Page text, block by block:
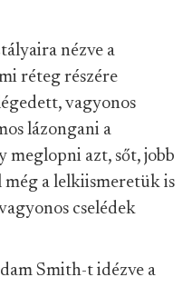
nézve a
réteg részére
vagyonos
lázongani a
meglopni azt, sőt, jobb
még a lelkiismeretük is
cselédek
Smith-t idézve a